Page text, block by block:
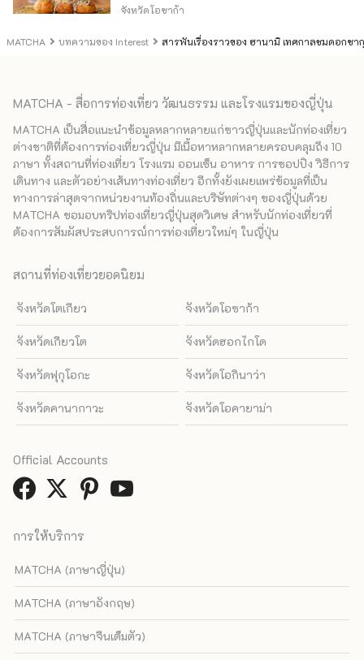
MATCHA บทความของ Interest สารพันเรื่องราวของ ฮานามิ เทศกาลชมดอกซา
จังหวัดโอซาก้า
MATCHA - สื่อการท่องเที่ยว วัฒนธรรม และโรงแรมของญี่ปุ่น
MATCHA เป็นสื่อแนะนำข้อมูลหลากหลายแก่ชาวญี่ปุ่นและนักท่องเที่ยว
ต่างชาติที่ต้องการท่องเที่ยวญี่ปุ่น มีเนื้อหาหลากหลายครอบคลุมถึง 10
ภาษา ทั้งสถานที่ท่องเที่ยว โรงแรม ออนเซ็น อาหาร การชอปปิง วิธีการ
เดินทาง และตัวอย่างเส้นทางท่องเที่ยว อีกทั้งยังเผยแพร่ข้อมูลที่เป็น
ทางการล่าสุดจากหน่วยงานท้องถิ่นและบริษัทต่างๆ ของญี่ปุ่นด้วย
MATCHA ขอมอบทริปท่องเที่ยวญี่ปุ่นสุดวิเศษ สำหรับนักท่องเที่ยวที่
ต้องการสัมผัสประสบการณ์การท่องเที่ยวใหม่ๆ ในญี่ปุ่น
สถานที่ท่องเที่ยวยอดนิยม
จังหวัดโตเกียว จังหวัดโอซาก้า
จังหวัดเกียวโต จังหวัดฮอกไกโด
จังหวัดฟุกุโอกะ จังหวัดโอกินาว่า
จังหวัดคานากาวะ จังหวัดโอคายาม่า
การให้บริการ
MATCHA (ภาษาญี่ปุ่น)
MATCHA (ภาษาอังกฤษ)
MATCHA (ภาษาจีนเต็มตัว)
Official Accounts